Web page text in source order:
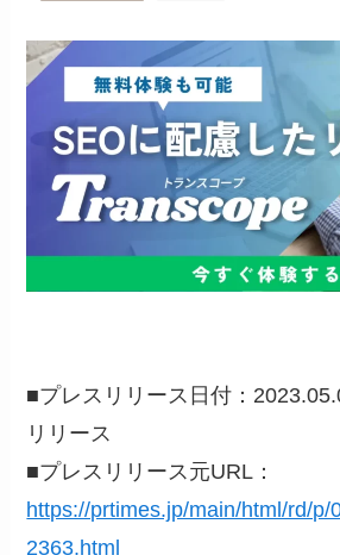
■プレスリリース日付：
リリース
■プレスリリース元URL：
https://prtimes.jp/main/html/rd/p/
2363.html